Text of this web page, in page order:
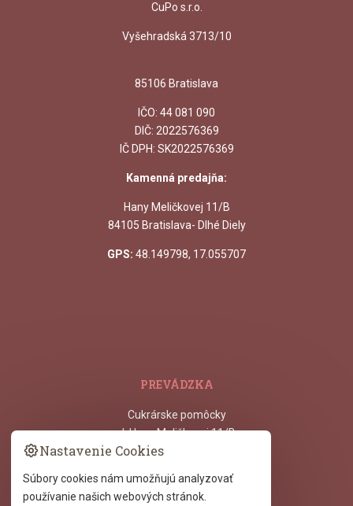
Nastavenie Cookies
Súbory cookies nám umožňujú analyzovať
používanie našich webových stránok.
CuPo s.r.o.
Vyšehradská 3713/10
85106 Bratislava
IČO: 44 081 090
DIČ: 2022576369
IČ DPH: SK2022576369
Kamenná predajňa:
Hany Meličkovej 11/B
84105 Bratislava- Dlhé Diely
GPS: 48.149798, 17.055707
PREVÁDZKA
Cukrárske pomôcky
ul. Hany Meličkovej 11/B,
841 05